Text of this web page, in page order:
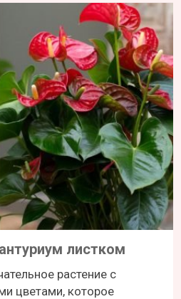
листком
растение с
цветами, которое